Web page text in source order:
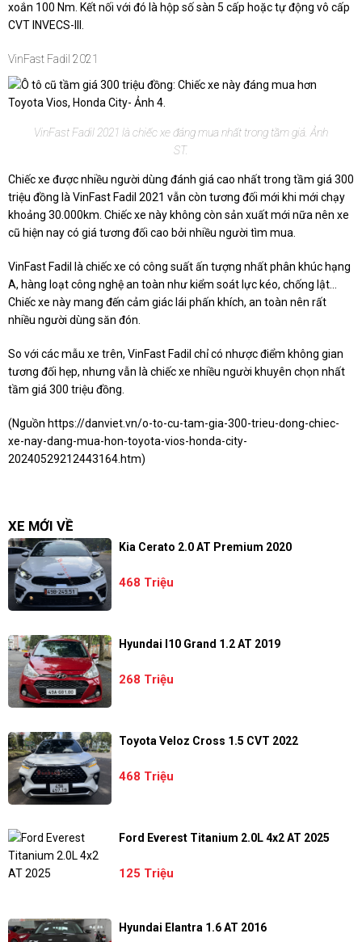
xoắn 100 Nm. Kết nối với đó là hộp số sàn 5 cấp hoặc tự động vô cấp
CVT INVECS-III.
VinFast Fadil 2021
VinFast Fadil 2021 là chiếc xe đáng mua nhất trong tầm giá. Ảnh
ST.
Chiếc xe được nhiều người dùng đánh giá cao nhất trong tầm giá 300
triệu đồng là VinFast Fadil 2021 vẫn còn tương đối mới khi mới chạy
khoảng 30.000km. Chiếc xe này không còn sản xuất mới nữa nên xe
cũ hiện nay có giá tương đối cao bởi nhiều người tìm mua.
VinFast Fadil là chiếc xe có công suất ấn tượng nhất phân khúc hạng
A, hàng loạt công nghệ an toàn như kiểm soát lực kéo, chống lật...
Chiếc xe này mang đến cảm giác lái phấn khích, an toàn nên rất
nhiều người dùng săn đón.
So với các mẫu xe trên, VinFast Fadil chỉ có nhược điểm không gian
tương đối hẹp, nhưng vẫn là chiếc xe nhiều người khuyên chọn nhất
tầm giá 300 triệu đồng.
(Nguồn https://danviet.vn/o-to-cu-tam-gia-300-trieu-dong-chiec-
xe-nay-dang-mua-hon-toyota-vios-honda-city-
20240529212443164.htm)
XE MỚI VỀ
Kia Cerato 2.0 AT Premium 2020
468 Triệu
Hyundai I10 Grand 1.2 AT 2019
268 Triệu
Toyota Veloz Cross 1.5 CVT 2022
468 Triệu
Ford Everest Titanium 2.0L 4x2 AT 2025
125 Triệu
Hyundai Elantra 1.6 AT 2016